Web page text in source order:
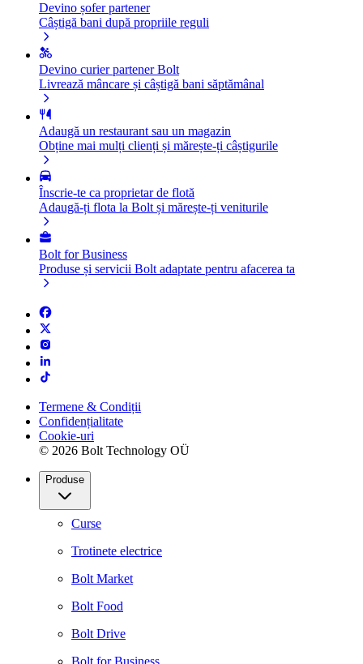
Devino șofer partener
Câștigă bani după propriile reguli
Devino curier partener Bolt
Livrează mâncare și câștigă bani săptămânal
Adaugă un restaurant sau un magazin
Obține mai mulți clienți și mărește-ți câștigurile
Înscrie-te ca proprietar de flotă
Adaugă-ți flota la Bolt și mărește-ți veniturile
Bolt for Business
Produse și servicii Bolt adaptate pentru afacerea ta
Termene & Condiții
Confidențialitate
Cookie-uri
© 2026 Bolt Technology OÜ
Produse
Curse
Trotinete electrice
Bolt Market
Bolt Food
Bolt Drive
Bolt for Business